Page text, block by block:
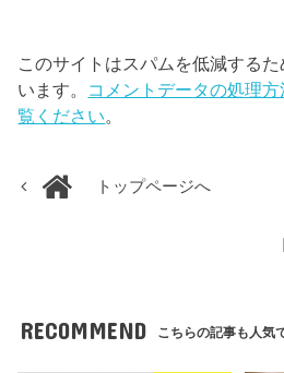
このサイトはスパムを低減する
います。 コメントデータの処理
覧ください。
トップページへ
RECOMMEND こちらの記事も人気